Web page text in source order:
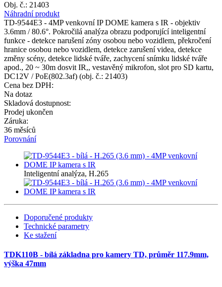
Obj. č.: 21403
Náhradní produkt
TD-9544E3 - 4MP venkovní IP DOME kamera s IR - objektiv
3.6mm / 80.6°. Pokročilá analýza obrazu podporující inteligentní
funkce - detekce narušení zóny osobou nebo vozidlem, překročení
hranice osobou nebo vozidlem, detekce zarušení videa, detekce
změny scény, detekce lidské tváře, zachycení snímku lidské tváře
apod., 20 ~ 30m dosvit IR,, vestavěný mikrofon, slot pro SD kartu,
DC12V / PoE(802.3af) (obj. č.: 21403)
Cena bez DPH:
Na dotaz
Skladová dostupnost:
Prodej ukončen
Záruka:
36 měsíců
Porovnání
Inteligentní analýza, H.265
Doporučené produkty
Technické parametry
Ke stažení
TDK110B - bílá základna pro kamery TD, průměr 117.9mm,
výška 47mm